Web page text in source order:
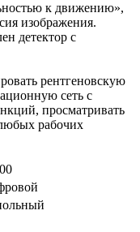
к движению»,
изображения.
детектор с
рентгеновскую
сеть с
просматривать
рабочих